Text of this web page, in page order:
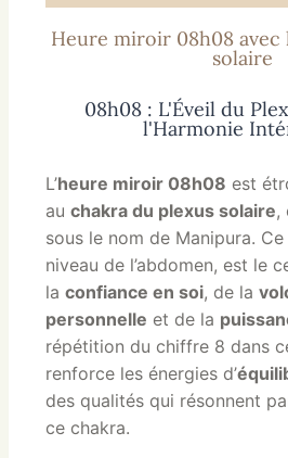
Heure miroir 08h08 avec
solaire
08h08 : L'Éveil du
l'Harmonie
L’heure miroir 08h08 est
au chakra du plexus solaire,
sous le nom de Manipura.
niveau de l’abdomen, est le
la confiance en soi, de la
personnelle et de la
répétition du chiffre 8 dans
renforce les énergies d’
des qualités qui résonnent
ce chakra.